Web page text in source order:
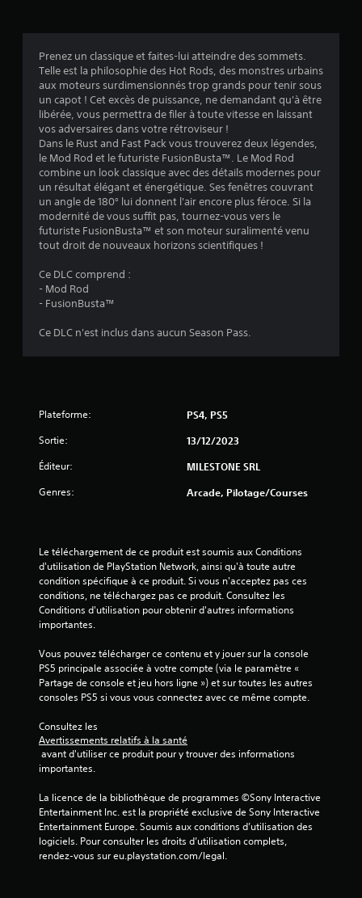
:
4
.
4
é
l
r
(
5
a
v
Prenez un classique et faites-lui atteindre des sommets.
Telle est la philosophie des Hot Rods, des monstres urbains
aux moteurs surdimensionnés trop grands pour tenir sous
un capot ! Cet excès de puissance, ne demandant qu'à être
libérée, vous permettra de filer à toute vitesse en laissant
vos adversaires dans votre rétroviseur !
Dans le Rust and Fast Pack vous trouverez deux légendes,
le Mod Rod et le futuriste FusionBusta™. Le Mod Rod
combine un look classique avec des détails modernes pour
un résultat élégant et énergétique. Ses fenêtres couvrant
un angle de 180° lui donnent l'air encore plus féroce. Si la
modernité de vous suffit pas, tournez-vous vers le
futuriste FusionBusta™ et son moteur suralimenté venu
tout droit de nouveaux horizons scientifiques !
Ce DLC comprend :
- Mod Rod
- FusionBusta™
Ce DLC n'est inclus dans aucun Season Pass.
Plateforme: PS4, PS5
Sortie: 13/12/2023
Éditeur: MILESTONE SRL
Genres: Arcade, Pilotage/Courses
Le téléchargement de ce produit est soumis aux Conditions
d'utilisation de PlayStation Network, ainsi qu'à toute autre
condition spécifique à ce produit. Si vous n'acceptez pas ces
conditions, ne téléchargez pas ce produit. Consultez les
Conditions d'utilisation pour obtenir d'autres informations
importantes.
Vous pouvez télécharger ce contenu et y jouer sur la console
PS5 principale associée à votre compte (via le paramètre «
Partage de console et jeu hors ligne ») et sur toutes les autres
consoles PS5 si vous vous connectez avec ce même compte.
Consultez les
Avertissements relatifs à la santé
importantes.
La licence de la bibliothèque de programmes ©Sony Interactive
Entertainment Inc. est la propriété exclusive de Sony Interactive
Entertainment Europe. Soumis aux conditions d’utilisation des
logiciels. Pour consulter les droits d’utilisation complets,
rendez-vous sur eu.playstation.com/legal.